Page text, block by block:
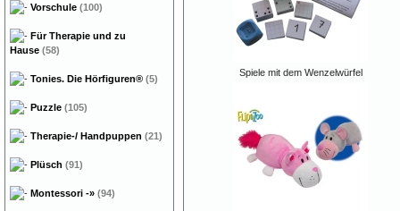
Spiele mit dem Wenzelwürfel
Vorschule (100)
Für Therapie und zu
Hause (58)
Tonies. Die Hörfiguren® (5)
Puzzle (105)
Therapie-/ Handpuppen (21)
Plüsch (91)
Montessori -» (94)